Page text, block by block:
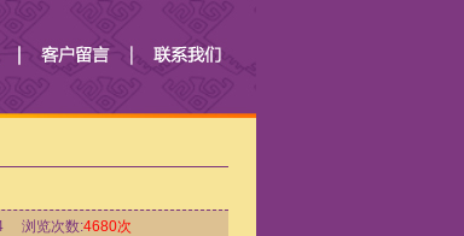
浏览次数:4680次